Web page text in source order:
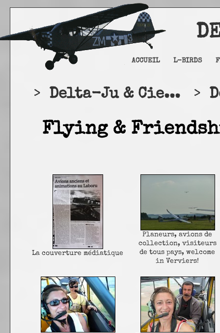
ACCUEIL L-BIRDS
> Delta-Ju & Cie... >
Flying &
La couverture médiatique
Planeurs, avions de
collection, visiteurs
de tous pays, welcome
in Verviers!